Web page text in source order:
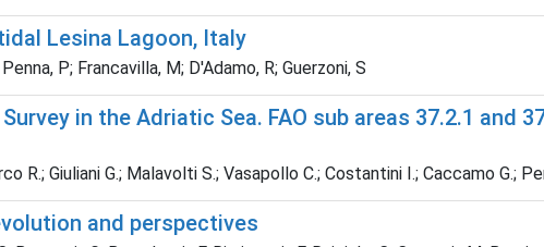
Lesina Lagoon, Italy
P; Francavilla, M; D'Adamo, R; Guerzoni, S
in the Adriatic Sea. FAO sub areas 37.2.1 and
Giuliani G.; Malavolti S.; Vasapollo C.; Costantini I.; Caccamo G.;
and perspectives